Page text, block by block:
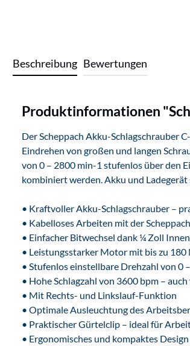
Beschreibung Bewertungen
Produktinformationen
Der Scheppach Akku-Schlagschrauber
Eindrehen von großen und langen
von 0 – 2800 min-1 stufenlos über den
kombiniert werden. Akku und Ladegerät
• Kraftvoller Akku-Schlagschrauber –
• Kabelloses Arbeiten mit der
• Einfacher Bitwechsel dank ¼ Zoll
• Leistungsstarker Motor mit bis zu
• Stufenlos einstellbare Drehzahl von 0
• Hohe Schlagzahl von 3600 bpm –
• Mit Rechts- und Linkslauf-Funktion
• Optimale Ausleuchtung des
• Praktischer Gürtelclip – ideal für
• Ergonomisches und kompaktes